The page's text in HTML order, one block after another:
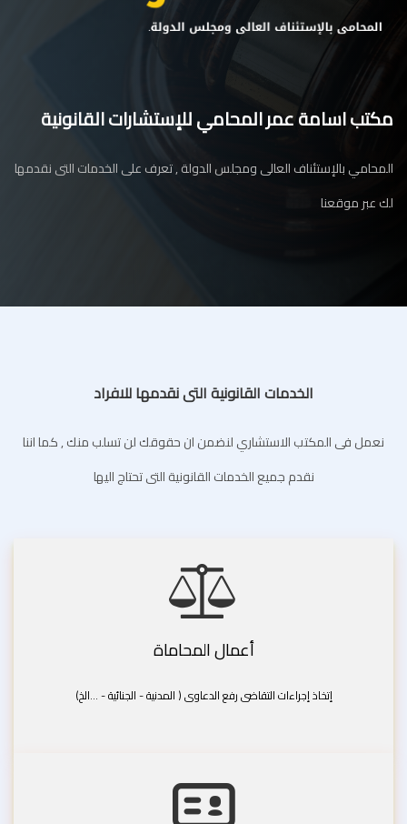
مكتب اسامة عمر المحامي للإستشارات القانونية
المحامي بالإستئناف العالى ومجلس الدولة , تعرف على الخدمات التى نقدمها
لك عبر موقعنا
الخدمات القانونية التى نقدمها للافراد
نعمل فى المكتب الاستشاري لنضمن ان حقوقك لن تسلب منك , كما اننا
نقدم جميع الخدمات القانونية التى تحتاج اليها
أعمال المحاماة
إتخاذ إجراءات التقاضى رفع الدعاوى ( المدنية - الجنائية - ...الخ)